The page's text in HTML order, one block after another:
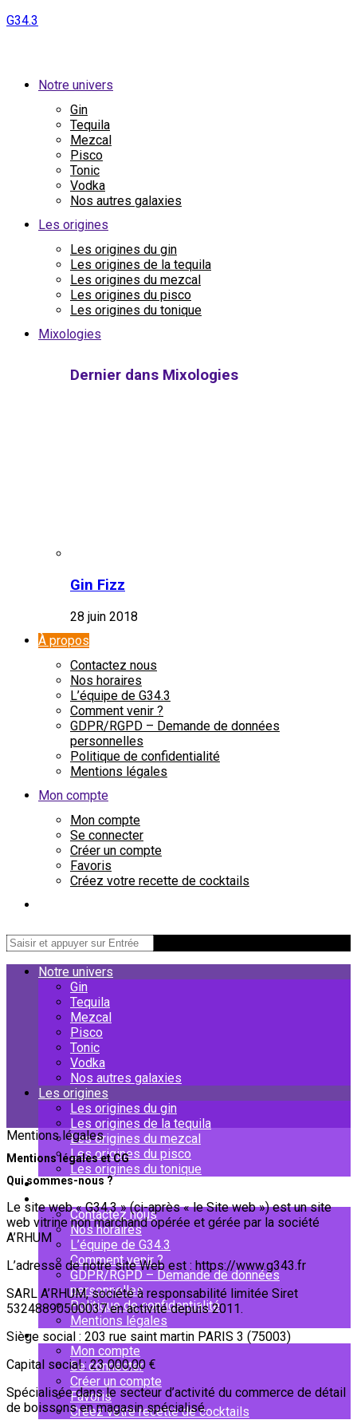
G34.3
Notre univers
Gin
Tequila
Mezcal
Pisco
Tonic
Vodka
Nos autres galaxies
Les origines
Les origines du gin
Les origines de la tequila
Les origines du mezcal
Les origines du pisco
Les origines du tonique
Mixologies
Dernier dans Mixologies
Gin Fizz
28 juin 2018
À propos
Contactez nous
Nos horaires
L’équipe de G34.3
Comment venir ?
GDPR/RGPD – Demande de données
personnelles
Politique de confidentialité
Mentions légales
Mon compte
Mon compte
Se connecter
Créer un compte
Favoris
Créez votre recette de cocktails
Notre univers
Gin
Tequila
Mezcal
Pisco
Tonic
Vodka
Nos autres galaxies
Les origines
Les origines du gin
Les origines de la tequila
Les origines du mezcal
Les origines du pisco
Les origines du tonique
Mixologies
À propos
Contactez nous
Nos horaires
L’équipe de G34.3
Comment venir ?
GDPR/RGPD – Demande de données
personnelles
Politique de confidentialité
Mentions légales
Mon compte
Mon compte
Se connecter
Créer un compte
Favoris
Créez votre recette de cocktails
Mentions légales
Mentions légales et CG
Qui sommes-nous ?
Le site web « G34.3 » (ci-après « le Site web ») est un site
web vitrine non marchand opérée et gérée par la société
A’RHUM
L’adresse de notre site Web est : https://www.g343.fr
SARL A’RHUM, société à responsabilité limitée Siret
53248890500037 en activité depuis 2011.
Siège social : 203 rue saint martin PARIS 3 (75003)
Capital social : 23 000,00 €
Spécialisée dans le secteur d’activité du commerce de détail
de boissons en magasin spécialisé.